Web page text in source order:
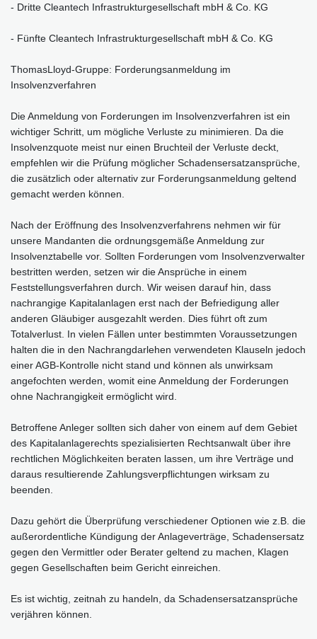
- Dritte Cleantech Infrastrukturgesellschaft mbH & Co. KG
- Fünfte Cleantech Infrastrukturgesellschaft mbH & Co. KG
ThomasLloyd-Gruppe: Forderungsanmeldung im
Insolvenzverfahren
Die Anmeldung von Forderungen im Insolvenzverfahren ist ein
wichtiger Schritt, um mögliche Verluste zu minimieren. Da die
Insolvenzquote meist nur einen Bruchteil der Verluste deckt,
empfehlen wir die Prüfung möglicher Schadensersatzansprüche,
die zusätzlich oder alternativ zur Forderungsanmeldung geltend
gemacht werden können.
Nach der Eröffnung des Insolvenzverfahrens nehmen wir für
unsere Mandanten die ordnungsgemäße Anmeldung zur
Insolvenztabelle vor. Sollten Forderungen vom Insolvenzverwalter
bestritten werden, setzen wir die Ansprüche in einem
Feststellungsverfahren durch. Wir weisen darauf hin, dass
nachrangige Kapitalanlagen erst nach der Befriedigung aller
anderen Gläubiger ausgezahlt werden. Dies führt oft zum
Totalverlust. In vielen Fällen unter bestimmten Voraussetzungen
halten die in den Nachrangdarlehen verwendeten Klauseln jedoch
einer AGB-Kontrolle nicht stand und können als unwirksam
angefochten werden, womit eine Anmeldung der Forderungen
ohne Nachrangigkeit ermöglicht wird.
Betroffene Anleger sollten sich daher von einem auf dem Gebiet
des Kapitalanlagerechts spezialisierten Rechtsanwalt über ihre
rechtlichen Möglichkeiten beraten lassen, um ihre Verträge und
daraus resultierende Zahlungsverpflichtungen wirksam zu
beenden.
Dazu gehört die Überprüfung verschiedener Optionen wie z.B. die
außerordentliche Kündigung der Anlageverträge, Schadensersatz
gegen den Vermittler oder Berater geltend zu machen, Klagen
gegen Gesellschaften beim Gericht einreichen.
Es ist wichtig, zeitnah zu handeln, da Schadensersatzansprüche
verjähren können.